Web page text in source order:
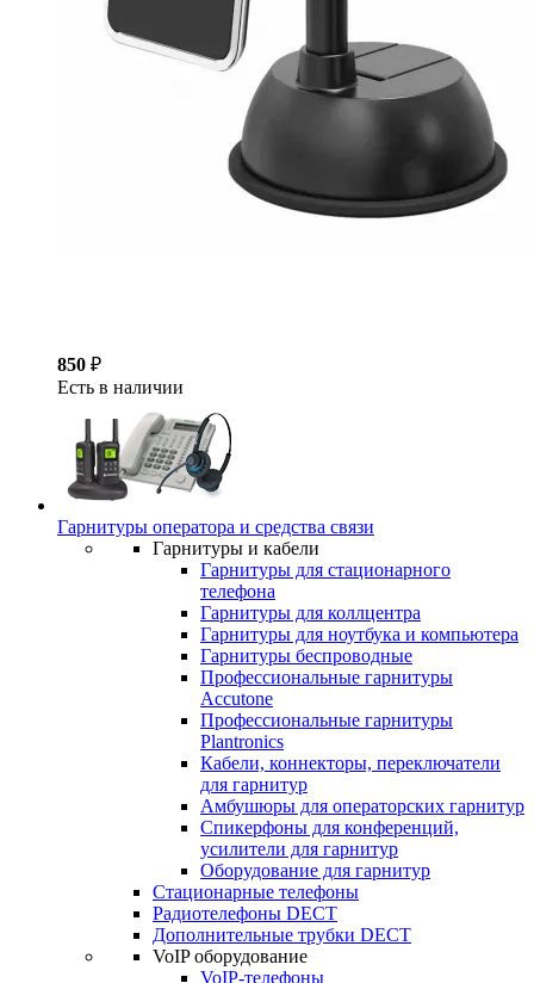
850 ₽
Есть в наличии
Гарнитуры оператора и средства связи
Гарнитуры и кабели
Гарнитуры для стационарного
телефона
Гарнитуры для коллцентра
Гарнитуры для ноутбука и компьютера
Гарнитуры беспроводные
Профессиональные гарнитуры
Accutone
Профессиональные гарнитуры
Plantronics
Кабели, коннекторы, переключатели
для гарнитур
Амбушюры для операторских гарнитур
Cпикерфоны для конференций,
усилители для гарнитур
Оборудование для гарнитур
Стационарные телефоны
Радиотелефоны DECT
Дополнительные трубки DECT
VoIP оборудование
VoIP-телефоны